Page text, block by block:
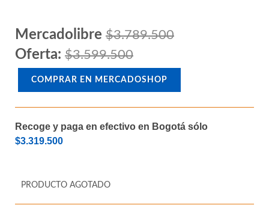
Mercadolibre $3.789.500
Oferta: $3.599.500
COMPRAR EN MERCADOSHOP
Recoge y paga en efectivo en Bogotá sólo
$3.319.500
PRODUCTO AGOTADO